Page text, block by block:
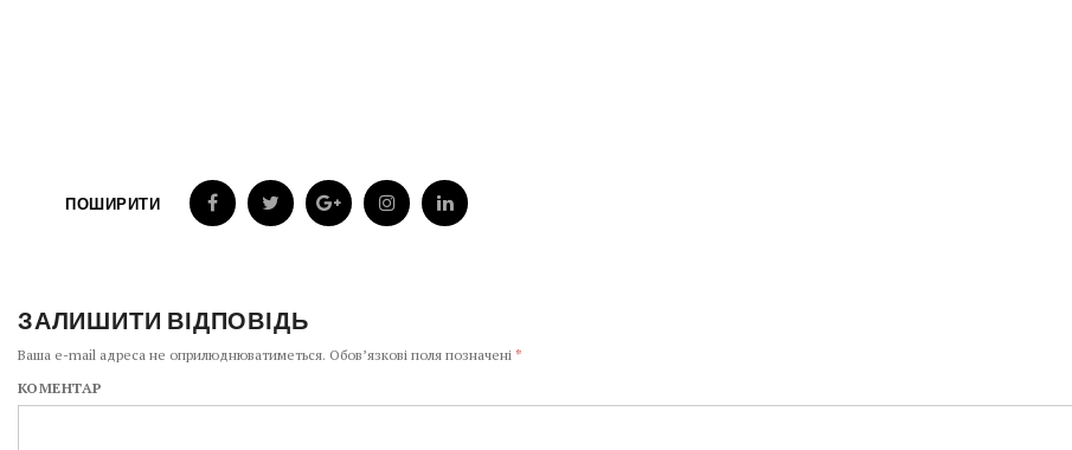
ПОШИРИТИ
ЗАЛИШИТИ ВІДПОВІДЬ
Ваша e-mail адреса не оприлюднюватиметься. Обов’язкові поля позначені *
КОМЕНТАР